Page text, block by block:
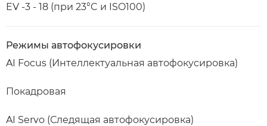
EV -3 - 18 (при 23°C и ISO100)
Режимы автофокусировки
AI Focus (Интеллектуальная автофокусировка)
Покадровая
AI Servo (Следящая автофокусировка)